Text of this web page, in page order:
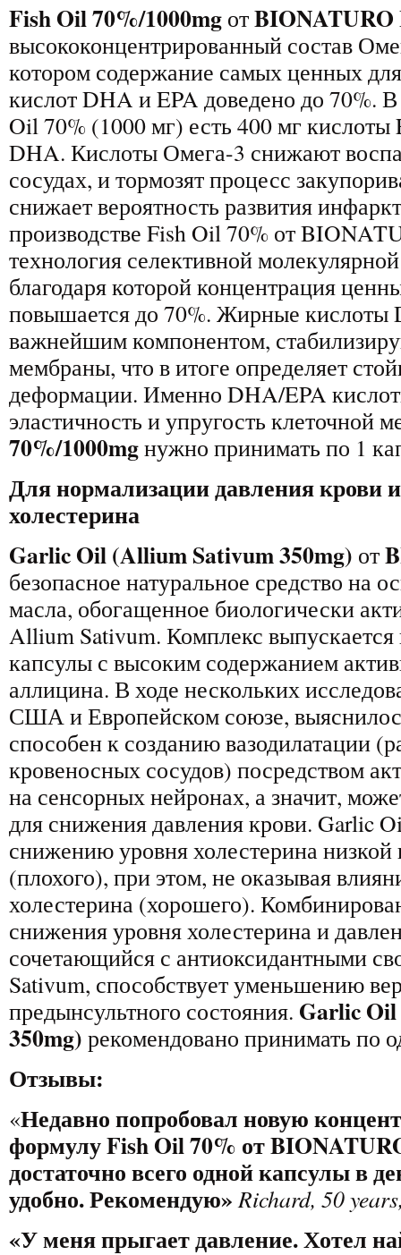
Fish Oil 70%/1000mg от
высококонцентрированный состав
котором содержание самых ценных
кислот DHA и EPA доведено до 70%.
Oil 70% (1000 мг) есть 400 мг кислоты
DHA. Кислоты Омега-3 снижают
сосудах, и тормозят процесс
снижает вероятность развития
производстве Fish Oil 70% от
технология селективной
благодаря которой концентрация
повышается до 70%. Жирные кислоты
важнейшим компонентом,
мембраны, что в итоге определяет
деформации. Именно DHA/EPA
эластичность и упругость клеточной
70%/1000mgнужно принимать по 1
Для нормализации давления крови
холестерина
Garlic Oil (Allium Sativum 350mg) от
безопасное натуральное средство на
масла, обогащенное биологически
Allium Sativum. Комплекс
капсулы с высоким содержанием
аллицина. В ходе нескольких
США и Европейском союзе,
способен к созданию вазодилатации
кровеносных сосудов) посредством
на сенсорных нейронах, а значит,
для снижения давления крови. Garlic
снижению уровня холестерина
(плохого), при этом, не оказывая
холестерина (хорошего).
снижения уровня холестерина и
сочетающийся с антиоксидантными
Sativum, способствует уменьшению
предынсультного состояния. Garlic
350mg) рекомендовано принимать по
Отзывы:
«Недавно попробовал новую
формулу Fish Oil 70% от
достаточно всего одной капсулы в
удобно. Рекомендую» Richard, 50 years
«У меня прыгает давление. Хотел